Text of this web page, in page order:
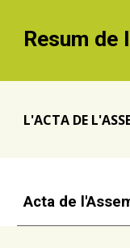
Resum de
L'ACTA DE
Acta de